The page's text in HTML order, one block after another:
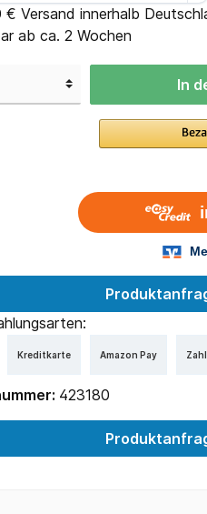
€ Versand innerhalb
ab ca. 2 Wochen
In
Kreditkarte Amazon Pay
423180